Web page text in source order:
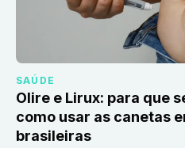
SAÚDE
Olire e Lirux: para que
como usar as canetas
brasileiras